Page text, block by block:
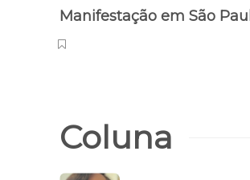
Manifestação em São
Coluna